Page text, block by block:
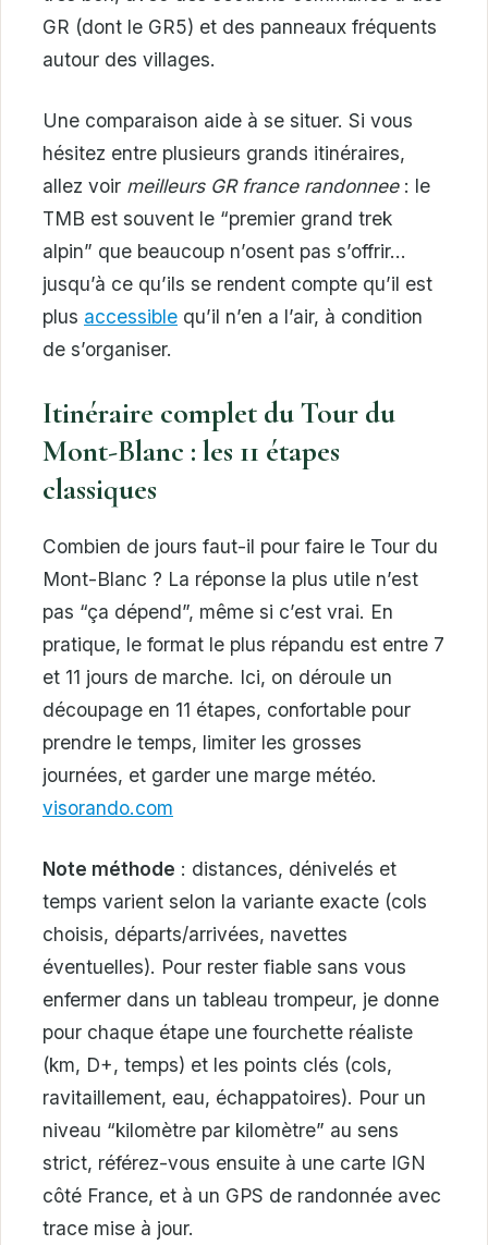
GR (dont le GR5) et des panneaux fréquents
autour des villages.
Une comparaison aide à se situer. Si vous
hésitez entre plusieurs grands itinéraires,
allez voir meilleurs GR france randonnee: le
TMB est souvent le “premier grand trek
alpin” que beaucoup n’osent pas s’offrir…
jusqu’à ce qu’ils se rendent compte qu’il est
plus accessible qu’il n’en a l’air, à condition
de s’organiser.
Itinéraire complet du Tour du
Mont-Blanc : les 11 étapes
classiques
Combien de jours faut-il pour faire le Tour du
Mont-Blanc ? La réponse la plus utile n’est
pas “ça dépend”, même si c’est vrai. En
pratique, le format le plus répandu est entre 7
et 11 jours de marche. Ici, on déroule un
découpage en 11 étapes, confortable pour
prendre le temps, limiter les grosses
journées, et garder une marge météo.
visorando.com
Note méthode : distances, dénivelés et
temps varient selon la variante exacte (cols
choisis, départs/arrivées, navettes
éventuelles). Pour rester fiable sans vous
enfermer dans un tableau trompeur, je donne
pour chaque étape une fourchette réaliste
(km, D+, temps) et les points clés (cols,
ravitaillement, eau, échappatoires). Pour un
niveau “kilomètre par kilomètre” au sens
strict, référez-vous ensuite à une carte IGN
côté France, et à un GPS de randonnée avec
trace mise à jour.